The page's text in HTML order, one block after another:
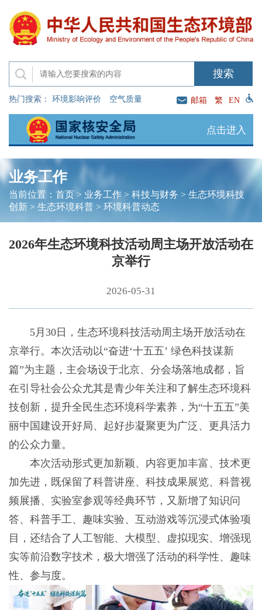
热门搜索： 环境影响评价 空气质量 邮箱 繁 EN
点击进入
业务工作
当前位置： 首页> 业务工作> 科技与财务 > 生态环境科技
创新> 生态环境科普> 环境科普动态
2026年生态环境科技活动周主场开放活动在
京举行
2026-05-31
5月30日，生态环境科技活动周主场开放活动在
京举行。本次活动以“奋进‘十五五’ 绿色科技谋新
篇”为主题，主会场设于北京、分会场落地成都，旨
在引导社会公众尤其是青少年关注和了解生态环境科
技创新，提升全民生态环境科学素养，为“十五五”美
丽中国建设开好局、起好步凝聚更为广泛、更具活力
的公众力量。
本次活动形式更加新颖、内容更加丰富、技术更
加先进，既保留了科普讲座、科技成果展览、科普视
频展播、实验室参观等经典环节，又新增了知识问
答、科普手工、趣味实验、互动游戏等沉浸式体验项
目，还结合了人工智能、大模型、虚拟现实、增强现
实等前沿数字技术，极大增强了活动的科学性、趣味
性、参与度。